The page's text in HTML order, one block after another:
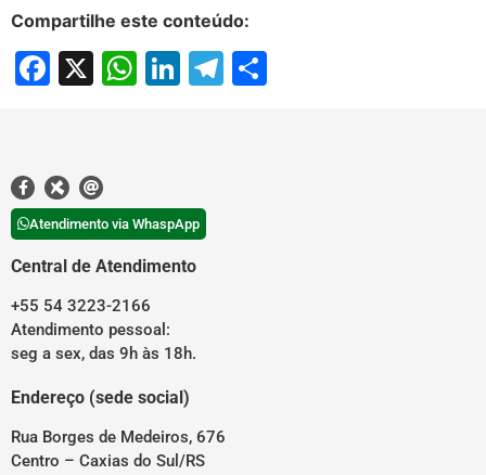
Compartilhe este conteúdo:
Facebook
X WhatsApp
LinkedIn
Telegram
Atendimento via WhaspApp
Central de Atendimento
+55 54 3223-2166
Atendimento pessoal:
seg a sex, das 9h às 18h.
Endereço (sede social)
Rua Borges de Medeiros, 676
Centro – Caxias do Sul/RS